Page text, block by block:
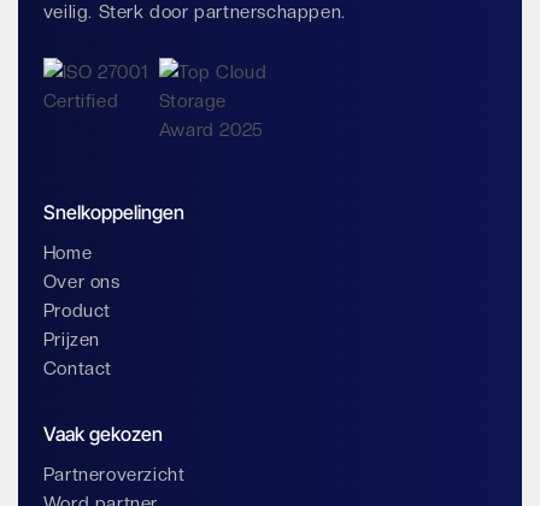
veilig. Sterk door partnerschappen.
Snelkoppelingen
Home
Over ons
Product
Prijzen
Contact
Vaak gekozen
Partneroverzicht